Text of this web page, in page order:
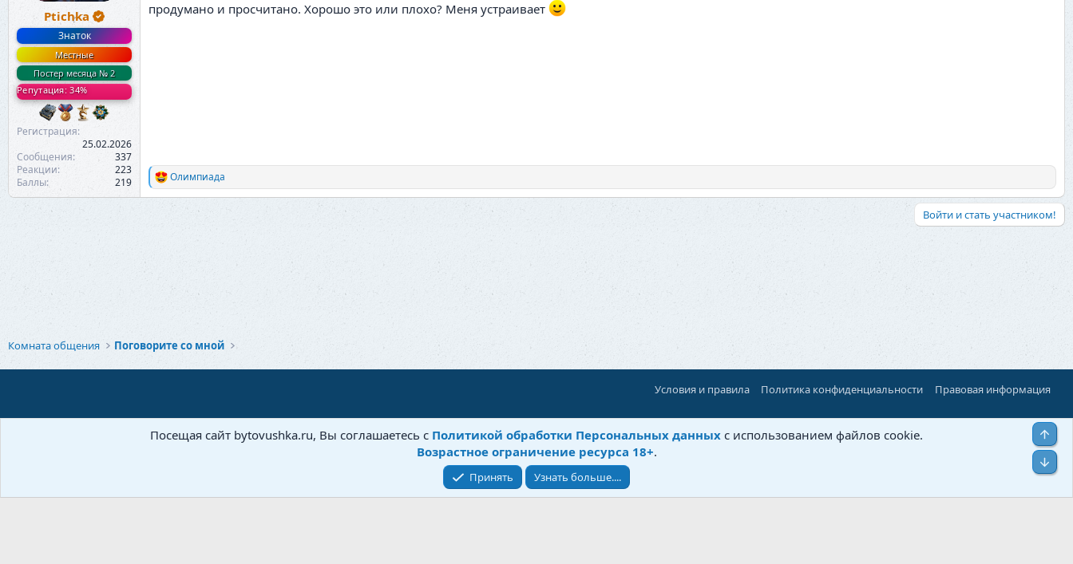
Ptichka
Знаток
Местные
Постер месяца № 2
Репутация: 34%
Регистрация
25.02.2026
Сообщения
337
Реакции
223
Баллы
219
продумано и просчитано. Хорошо это или плохо? Меня устраивает
Р
е
Олимпиада
Войти и стать участником!
Комната общения Поговорите со мной
Условия и правила Политика конфиденциальности Правовая информация
©Бытовушка, 2025-2026
Посещая сайт bytovushka.ru, Вы соглашаетесь с Политикой обработки Персональных данных с использованием файлов cookie.
Возрастное ограничение ресурса 18+.
Принять Узнать больше....